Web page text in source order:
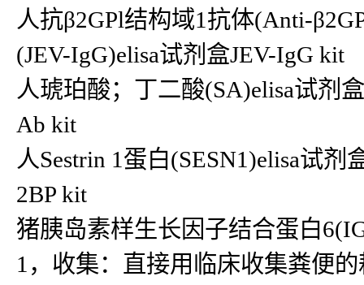
人抗β2GPl结构域1抗体(Anti-
(JEV-IgG)elisa试剂盒JEV-IgG kit
人琥珀酸；丁二酸(SA)elisa试剂
Ab kit
人Sestrin 1蛋白(SESN1)elisa试
2BP kit
猪胰岛素样生长因子结合蛋白
1，收集：直接用临床收集粪便